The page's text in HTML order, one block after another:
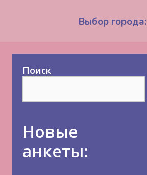
Выбор города:
Поиск
Новые
анкеты: